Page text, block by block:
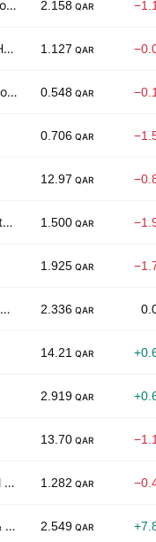
Mekdam Holding Group Company 2.158 QAR
Mesaieed Petrochemical Holding Company Q.S.C. 1.127 QAR
Mazaya Real Estate Development Company 0.548 QAR
0.706 QAR
12.97 QAR
Qatar Aluminium Manufacturing Company 1.500 QAR
1.925 QAR
Qatar Cinema & Film Distribution Co. 2.336 QAR
14.21 QAR
2.919 QAR
13.70 QAR
Qatar German For Medical Devices 1.282 QAR
Qatar General Insurance & Reinsurance Company Q.P.S.C. 2.549 QAR